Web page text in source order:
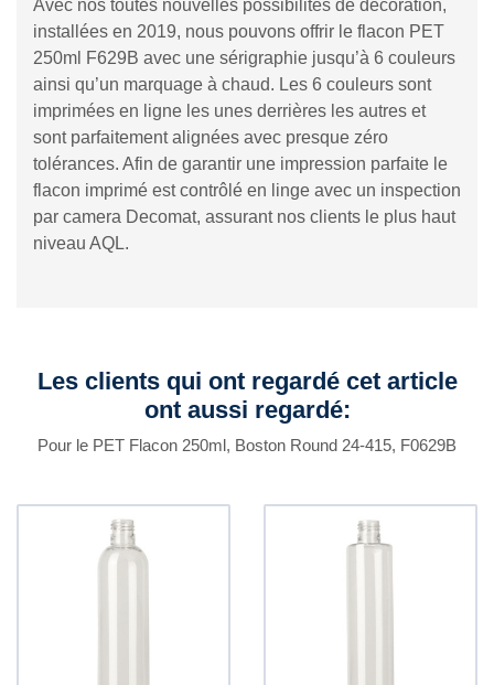
Avec nos toutes nouvelles possibilités de décoration,
installées en 2019, nous pouvons offrir le flacon PET
250ml F629B avec une sérigraphie jusqu’à 6 couleurs
ainsi qu’un marquage à chaud. Les 6 couleurs sont
imprimées en ligne les unes derrières les autres et
sont parfaitement alignées avec presque zéro
tolérances. Afin de garantir une impression parfaite le
flacon imprimé est contrôlé en linge avec un inspection
par camera Decomat, assurant nos clients le plus haut
niveau AQL.
Les clients qui ont regardé cet article
ont aussi regardé:
Pour le PET Flacon 250ml, Boston Round 24-415, F0629B